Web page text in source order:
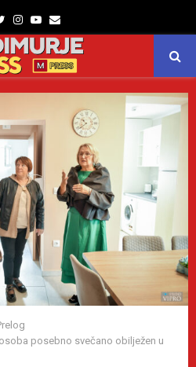
TwitterInstagram
Youtube
Email
posebno svečano obilježen u